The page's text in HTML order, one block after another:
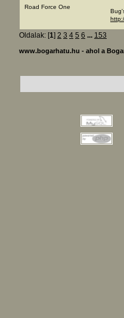
Road Force One
Oldalak: [1] 2 3 4 5 6 ... 153
www.bogarhatu.hu - ahol a